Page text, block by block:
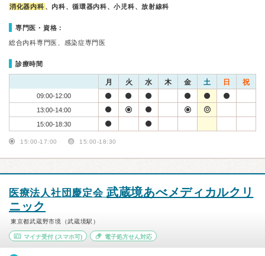
消化器内科 、内科、循環器内科、小児科、放射線科
専門医・資格：
総合内科専門医、感染症専門医
診療時間
月 火 水 木 金 土 日 祝
09:00-12:00
13:00-14:00
15:00-18:30
15:00-17:00 15:00-18:30
医療法人社団慶定会 武蔵境あべメディカルクリ
ニック
東京都武蔵野市境（武蔵境駅）
マイナ受付 (スマホ可) 電子処方せん対応